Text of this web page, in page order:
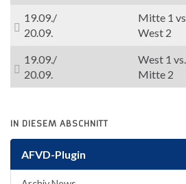
19.09./
20.09.
Mitte 1 vs.
West 2
19.09./
20.09.
West 1 vs.
Mitte 2
IN DIESEM ABSCHNITT
AFVD-Plugin